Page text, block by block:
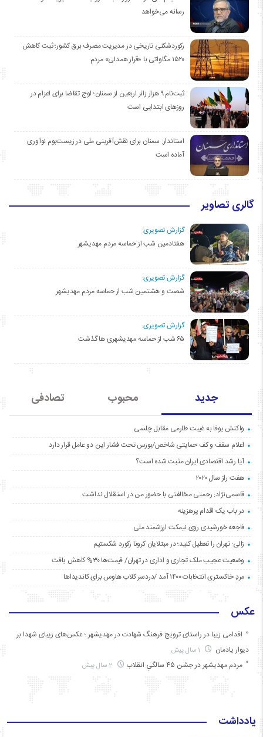
رسانه می‌خواهد
رکوردشکنی تاریخی در مدیریت مصرف برق کشور؛ ثبت کاهش
۱۵۲۰ مگاواتی با «قرار همدلی» مردم
ثبت‌نام ۹ هزار زائر اربعین از سمنان؛ اوج تقاضا برای اعزام در
روزهای ابتدایی است
استاندار: سمنان برای نقش‌آفرینی ملی در زیست‌بوم نوآوری
آماده است
گالری تصاویر
گزارش تصویری:
هفتادمین شب از حماسه مردم مهدیشهر
گزارش تصویری:
شصت و هشتمین شب از حماسه مردم مهدیشهر
گزارش تصویری:
۶۵ شب از حماسه مهدیشهری ها گذشت
جدید محبوب تصادفی
واکنش یوفا به غیبت طارمی مقابل چلسی
اعلام سقف و کف حمایتی شاخص/بورس تحت فشار این دو عامل قرار دارد
آیا رشد اقتصادی ایران مثبت شده است؟
هفت راز سال ۲۰۲۰
قاسمی‌نژاد: رحمتی مخالفتی با حضور من در استقلال نداشت
در باب یک اقدام پرهزینه
فاجعه خورشیدی روی نیمکت ارزشمند ملی
زالی: تهران را تعطیل کنید؛ در مبتلایان کرونا رکورد شکستیم
وضعیت عجیب ملک تجاری و اداری در تهران/ قیمت‌ها ۳۰% کاهش یافت
مردِ خاکستری انتخابات ۱۴۰۰ آمد /دردسر کلاب هاوس برای کاندیداها
عکس
اقدامی زیبا در راستای ترویج فرهنگ شهادت در مهدیشهر ؛ عکس‌های زیبای شهدا بر
دیوار یادمان
مردم مهدیشهر در جشن ۴۵ سالگیِ انقلاب
یادداشت